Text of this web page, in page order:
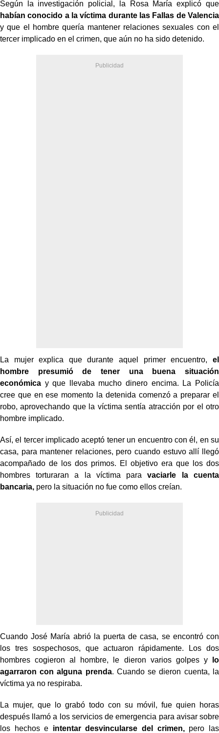
Según la investigación policial, la Rosa María explicó que
habían conocido a la víctima durante las Fallas de Valencia
y que el hombre quería mantener relaciones sexuales con el
tercer implicado en el crimen, que aún no ha sido detenido.
La mujer explica que durante aquel primer encuentro, el
hombre presumió de tener una buena situación
económica y que llevaba mucho dinero encima. La Policía
cree que en ese momento la detenida comenzó a preparar el
robo, aprovechando que la víctima sentía atracción por el otro
hombre implicado.
Así, el tercer implicado aceptó tener un encuentro con él, en su
casa, para mantener relaciones, pero cuando estuvo allí llegó
acompañado de los dos primos. El objetivo era que los dos
hombres torturaran a la víctima paravaciarle la cuenta
bancaria, pero la situación no fue como ellos creían.
Cuando José María abrió la puerta de casa, se encontró con
los tres sospechosos, que actuaron rápidamente. Los dos
hombres cogieron al hombre, le dieron varios golpes y
lo
agarraron con alguna prenda. Cuando se dieron cuenta, la
víctima ya no respiraba.
La mujer, que lo grabó todo con su móvil, fue quien horas
después llamó a los servicios de emergencia para avisar sobre
los hechos e intentar desvincularse del crimen,pero las